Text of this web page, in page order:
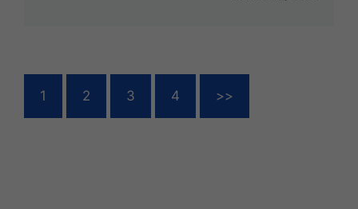
1 2 3 4 >>